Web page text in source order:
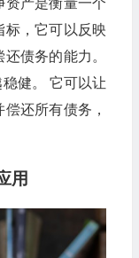
资产是衡量一个
标，它可以反映
债务的能力。
健。 它可以让
还所有债务，
用